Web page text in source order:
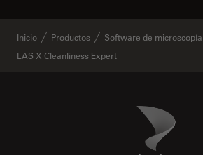
Inicio Productos
Software de microscopía
LAS X Cleanliness Expert
Danaher Logo